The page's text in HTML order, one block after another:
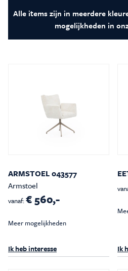
Kasten op maat
Sale & Acties
Over Carré
Alle items zijn in meerdere
mogelijkheden in
ARMSTOEL 043577
Armstoel
vanaf:€ 560,-
Meer mogelijkheden
Ik heb interesse Ik